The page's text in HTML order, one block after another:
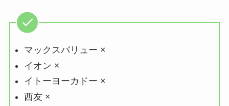
マックスバリュー ×
イオン ×
イトーヨーカドー ×
西友 ×